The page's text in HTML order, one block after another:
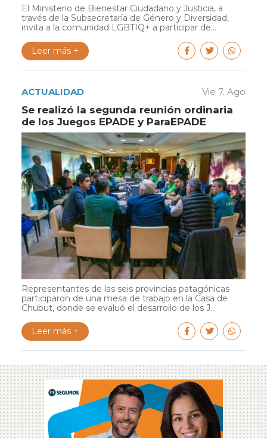
El Ministerio de Bienestar Ciudadano y Justicia, a
través de la Subsecretaría de Género y Diversidad,
invita a la comunidad LGBTIQ+ a participar de...
Leer más +
ACTUALIDAD Vie 7. Ago
Se realizó la segunda reunión ordinaria
de los Juegos EPADE y ParaEPADE
Representantes de las seis provincias patagónicas
participaron de una mesa de trabajo en la Casa de
Chubut, donde se evaluó el desarrollo de los J...
Leer más +